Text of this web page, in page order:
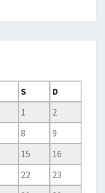
S
D
1
2
8
9
15
16
22
23